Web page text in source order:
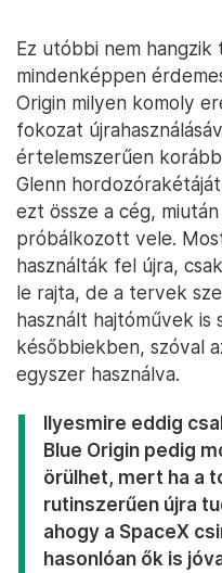
Ez utóbbi nem
mindenképpen
Origin milyen komoly
fokozat
értelemszerűen
Glenn
ezt össze a cég,
próbálkozott vele.
használták fel újra,
le rajta, de a tervek
használt hajtóművek is
későbbiekben, szóval
egyszer használva.
Ilyesmire eddig
Blue Origin pedig
örülhet, mert ha a
rutinszerűen újra
ahogy a SpaceX
hasonlóan ők is